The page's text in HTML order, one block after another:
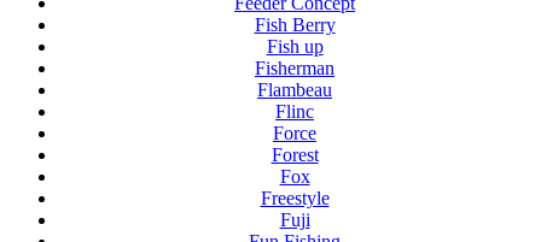
Fish Berry
Fish up
Fisherman
Flambeau
Flinc
Force
Forest
Fox
Freestyle
Fuji